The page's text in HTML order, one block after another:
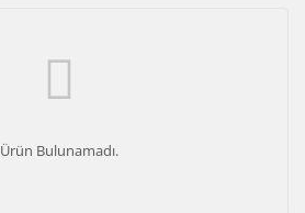
Ürün Bulunamadı.